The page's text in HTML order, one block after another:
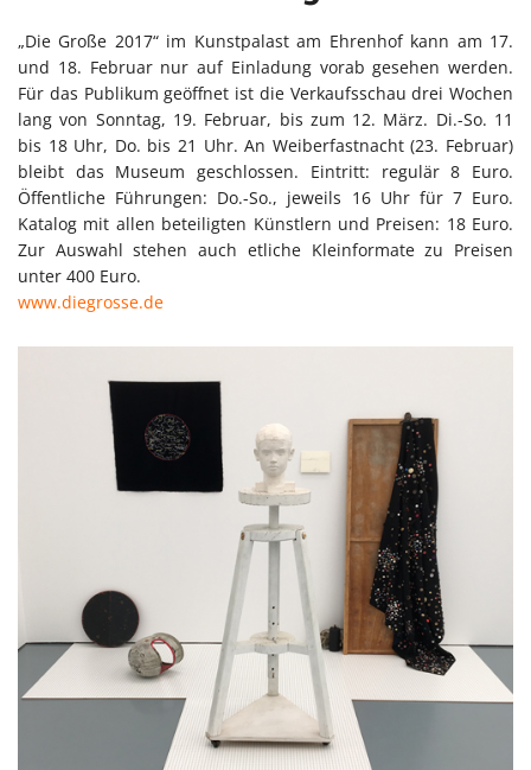
„Die Große 2017“ im Kunstpalast am Ehrenhof kann am 17.
und 18. Februar nur auf Einladung vorab gesehen werden.
Für das Publikum geöffnet ist die Verkaufsschau drei Wochen
lang von Sonntag, 19. Februar, bis zum 12. März. Di.-So. 11
bis 18 Uhr, Do. bis 21 Uhr. An Weiberfastnacht (23. Februar)
bleibt das Museum geschlossen. Eintritt: regulär 8 Euro.
Öffentliche Führungen: Do.-So., jeweils 16 Uhr für 7 Euro.
Katalog mit allen beteiligten Künstlern und Preisen: 18 Euro.
Zur Auswahl stehen auch etliche Kleinformate zu Preisen
unter 400 Euro.
www.diegrosse.de